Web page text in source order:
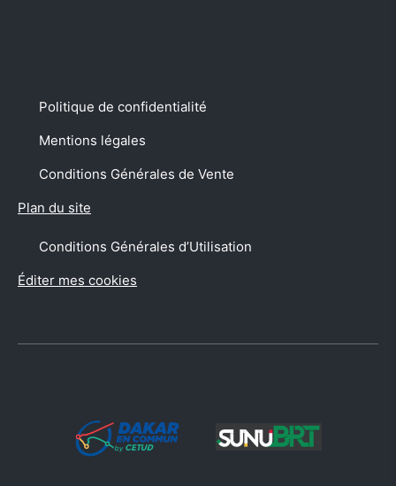
Politique de confidentialité
Mentions légales
Conditions Générales de Vente
Plan du site
Conditions Générales d’Utilisation
Éditer mes cookies